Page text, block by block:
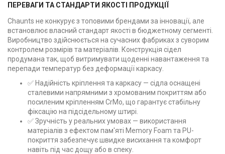
ПЕРЕВАГИ ТА СТАНДАРТИ ЯКОСТІ ПРОДУКЦІЇ
Chaunts не конкурує з топовими брендами за інновації, але
встановлює власний стандарт якості в бюджетному сегменті.
Виробництво здійснюється на сучасних фабриках з суворим
контролем розмірів та матеріалів. Конструкція сідел
продумана так, щоб витримувати щоденні навантаження та
перепади температур без деформації каркасу.
✅ Надійність кріплення та каркасу — сідла оснащені
сталевими напрямними з хромованим покриттям або
посиленим кріпленням CrMo, що гарантує стабільну
фіксацію на підсідельному штирі.
✅ Зручність у реальних умовах — використання
матеріалів з ефектом пам'яті Memory Foam та PU-
покриття забезпечує швидке висихання та комфорт
навіть під час дощу або в спеку.